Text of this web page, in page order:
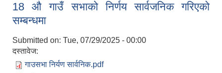
निर्णयहरु
18 औ गाउँ सभाको निर्णय सार्वजनिक गरिएको
सम्बन्धमा
Submitted on: Tue, 07/29/2025 - 00:00
दस्तावेज:
गाउसभा निर्यण सार्वनिक.pdf